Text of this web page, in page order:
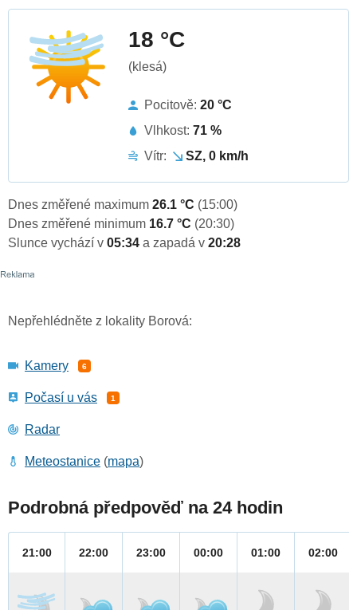
18 °C
(klesá)
Pocitově: 20 °C
Vlhkost: 71 %
Vítr:
SZ, 0 km/h
Dnes změřené maximum 26.1 °C (15:00)
Dnes změřené minimum 16.7 °C (20:30)
Slunce vychází v 05:34 a zapadá v 20:28
Nepřehlédněte z lokality Borová:
Kamery 6
Počasí u vás 1
Radar
Meteostanice (mapa)
Podrobná předpověď na 24 hodin
21:00 22:00 23:00 00:00 01:00 02:00